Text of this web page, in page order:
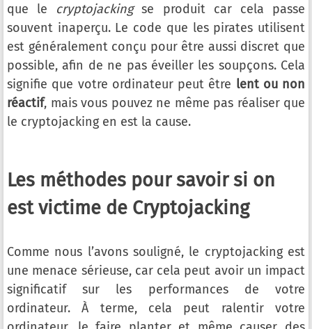
que le cryptojackingse produit car cela passe
souvent inaperçu. Le code que les pirates utilisent
est généralement conçu pour être aussi discret que
possible, afin de ne pas éveiller les soupçons. Cela
signifie que votre ordinateur peut être lent ou non
réactif, mais vous pouvez ne même pas réaliser que
le cryptojacking en est la cause.
Les méthodes pour savoir si on
est victime de Cryptojacking
Comme nous l’avons souligné, le cryptojacking est
une menace sérieuse, car cela peut avoir un impact
significatif sur les performances de votre
ordinateur. À terme, cela peut ralentir votre